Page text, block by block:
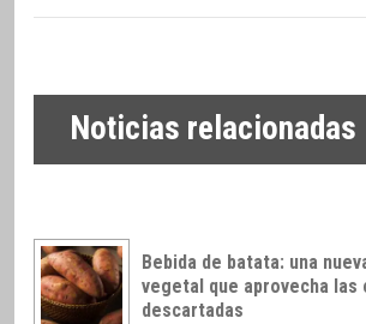
Noticias relacionadas
Bebida de batata: una
vegetal que aprovecha las
descartadas